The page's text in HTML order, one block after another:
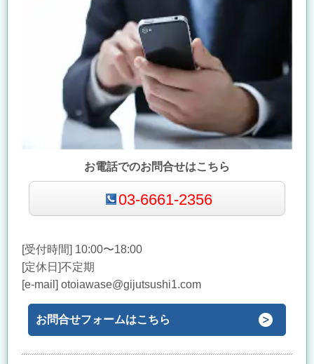
お電話でのお問合せはこちら
03-6661-2356
[受付時間] 10:00〜18:00
[定休日]不定期
[e-mail] otoiawase@gijutsushi1.com
お問合せフォームはこちら